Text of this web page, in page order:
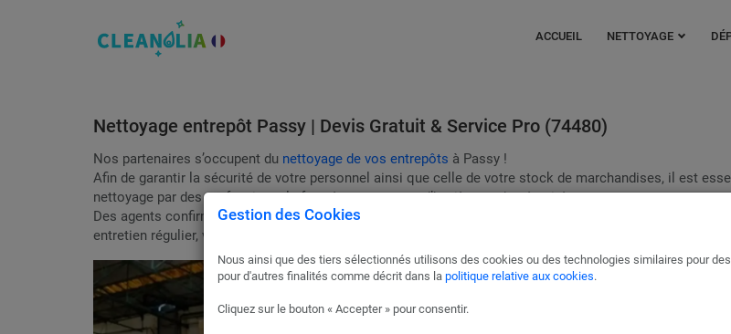
ACCUEIL NETTOYAGE
Nettoyage entrepôt Passy | Devis Gratuit & Service Pro (74480)
Nos partenaires s’occupent du nettoyage de vos entrepôts à Passy !
Afin de garantir la sécurité de votre personnel ainsi que celle de votre stock de marchandises, il est
nettoyage par des professionnels formés aux normes d’hygiène et de sécurité.
Des agents confirmés interviendront à la fréquence que vous souhaitez. Qu’il s’agisse d’une remise en
entretien régulier, vous bénéficierez d’un devis 100% adapté à vos besoins.
Les prestations à Passy incluent :
- Nettoyage et aspiration des sols
Gestion des Cookies
Nous ainsi que des tiers sélectionnés utilisons des cookies ou des technologies similaires pour
pour d'autres finalités comme décrit dans la politique relative aux cookies.
Cliquez sur le bouton « Accepter » pour consentir.